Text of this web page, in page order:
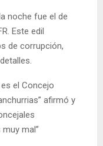
noche fue el de
Este edil
de corrupción,
el Concejo
afirmó y
mal”